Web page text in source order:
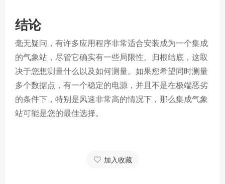
结论
毫无疑问，有许多应用程序非常适合安装成为一个集成
的气象站，尽管它确实有一些局限性。归根结底，这取
决于您想测量什么以及如何测量。如果您希望同时测量
多个数据点，有一个稳定的电源，并且不是在极端恶劣
的条件下，特别是风速非常高的情况下，那么集成气象
站可能是您的最佳选择。
加入收藏